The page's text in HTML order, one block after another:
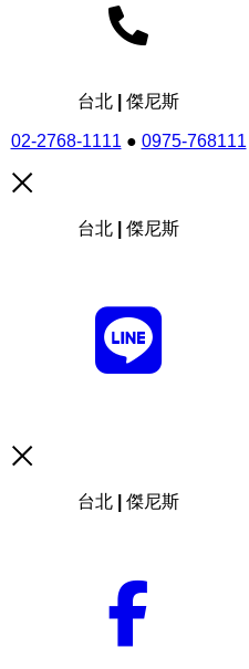
台北 | 傑尼斯
02-2768-1111 ● 0975-768111
台北 | 傑尼斯
台北 | 傑尼斯